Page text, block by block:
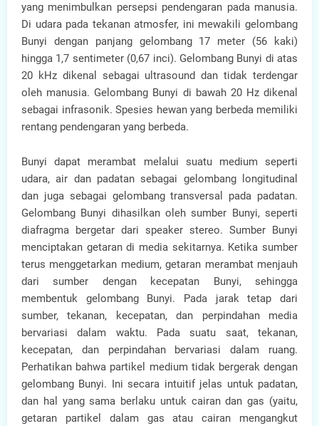
yang menimbulkan persepsi pendengaran pada manusia.
Di udara pada tekanan atmosfer, ini mewakili gelombang
Bunyi dengan panjang gelombang 17 meter (56 kaki)
hingga 1,7 sentimeter (0,67 inci). Gelombang Bunyi di atas
20 kHz dikenal sebagai ultrasound dan tidak terdengar
oleh manusia. Gelombang Bunyi di bawah 20 Hz dikenal
sebagai infrasonik. Spesies hewan yang berbeda memiliki
rentang pendengaran yang berbeda.
Bunyi dapat merambat melalui suatu medium seperti
udara, air dan padatan sebagai gelombang longitudinal
dan juga sebagai gelombang transversal pada padatan.
Gelombang Bunyi dihasilkan oleh sumber Bunyi, seperti
diafragma bergetar dari speaker stereo. Sumber Bunyi
menciptakan getaran di media sekitarnya. Ketika sumber
terus menggetarkan medium, getaran merambat menjauh
dari sumber dengan kecepatan Bunyi, sehingga
membentuk gelombang Bunyi. Pada jarak tetap dari
sumber, tekanan, kecepatan, dan perpindahan media
bervariasi dalam waktu. Pada suatu saat, tekanan,
kecepatan, dan perpindahan bervariasi dalam ruang.
Perhatikan bahwa partikel medium tidak bergerak dengan
gelombang Bunyi. Ini secara intuitif jelas untuk padatan,
dan hal yang sama berlaku untuk cairan dan gas (yaitu,
getaran partikel dalam gas atau cairan mengangkut